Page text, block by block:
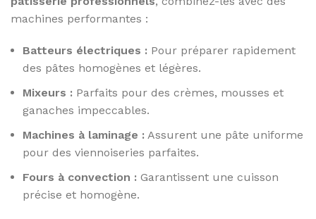
machines performantes :
Batteurs électriques : Pour préparer rapidement
des pâtes homogènes et légères.
Mixeurs : Parfaits pour des crèmes, mousses et
ganaches impeccables.
Machines à laminage : Assurent une pâte uniforme
pour des viennoiseries parfaites.
Fours à convection : Garantissent une cuisson
précise et homogène.